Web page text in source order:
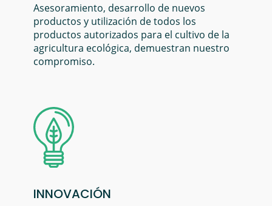
Asesoramiento, desarrollo de nuevos
productos y utilización de todos los
productos autorizados para el cultivo de la
agricultura ecológica, demuestran nuestro
compromiso.
INNOVACIÓN